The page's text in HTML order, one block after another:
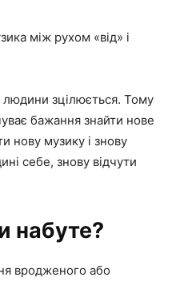
між рухом «від» і
зцілюється. Тому
бажання знайти нове
нову музику і знову
себе, знову відчути
набуте?
вродженого або